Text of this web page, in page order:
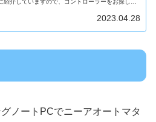
2023.04.28
ノートPCでニーアオートマタ